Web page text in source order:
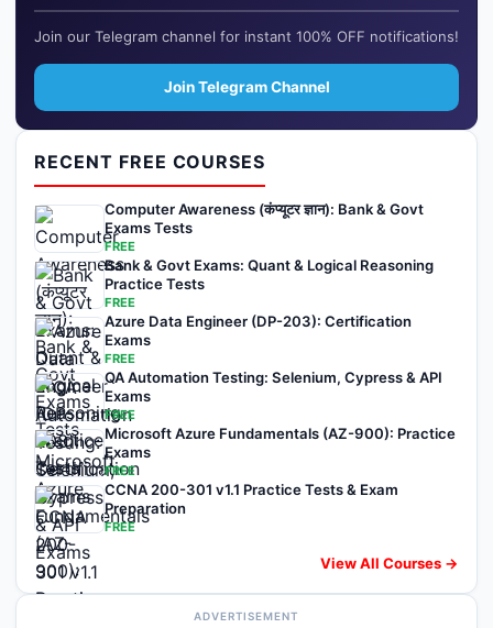
Join our Telegram channel for instant 100% OFF notifications!
Join Telegram Channel
RECENT FREE COURSES
Computer Awareness (कंप्यूटर ज्ञान): Bank & Govt
Exams Tests
FREE
Bank & Govt Exams: Quant & Logical Reasoning
Practice Tests
FREE
Azure Data Engineer (DP-203): Certification
Exams
FREE
QA Automation Testing: Selenium, Cypress & API
Exams
FREE
Microsoft Azure Fundamentals (AZ-900): Practice
Exams
FREE
CCNA 200-301 v1.1 Practice Tests & Exam
Preparation
FREE
View All Courses →
ADVERTISEMENT